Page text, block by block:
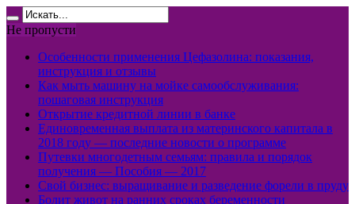
Не пропусти
Особенности применения Цефазолина: показания,
инструкция и отзывы
Как мыть машину на мойке самообслуживания:
пошаговая инструкция
Открытие кредитной линии в банке
Единовременная выплата из материнского капитала в
2018 году — последние новости о программе
Путевки многодетным семьям: правила и порядок
получения — Пособия — 2017
Свой бизнес: выращивание и разведение форели в пруду
Болит живот на ранних сроках беременности